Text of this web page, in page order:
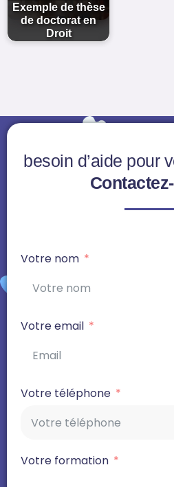
Exemple de thèse
de doctorat en
Droit
besoin d’aide pour
Votre nom
Votre email
Votre téléphone
Votre formation